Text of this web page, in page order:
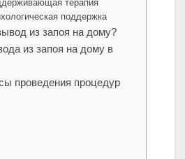
терапия
поддержка
из запоя на дому?
из запоя на дому в
проведения процедур